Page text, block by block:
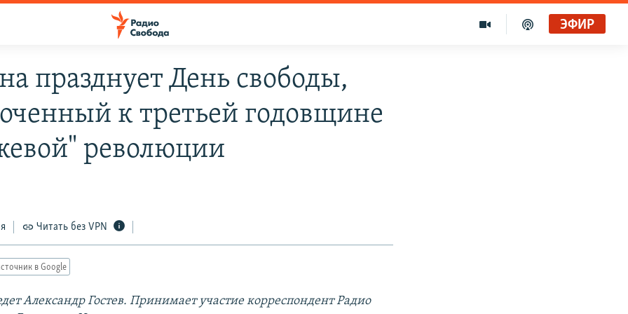
ЭФИР
празднует День свободы,
к третьей годовщине
революции
Читать без VPN
в Google
Александр Гостев. Принимает участие корреспондент Радио